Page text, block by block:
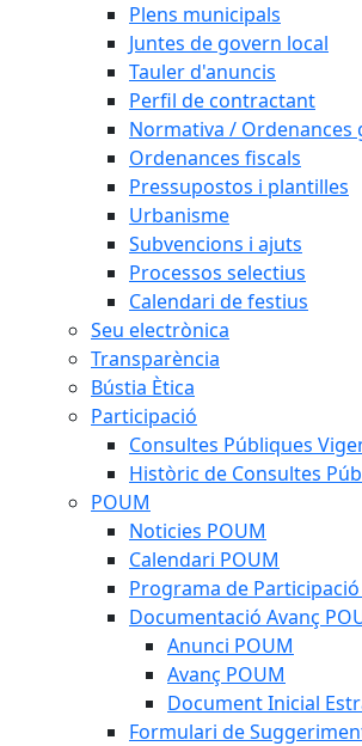
Plens municipals
Juntes de govern local
Tauler d'anuncis
Perfil de contractant
Normativa / Ordenances
Ordenances fiscals
Pressupostos i plantilles
Urbanisme
Subvencions i ajuts
Processos selectius
Calendari de festius
Seu electrònica
Transparència
Bústia Ètica
Participació
Consultes Públiques
Històric de Consultes
POUM
Noticies POUM
Calendari POUM
Programa de
Documentació Avanç
Anunci POUM
Avanç POUM
Document Inicial
Formulari de